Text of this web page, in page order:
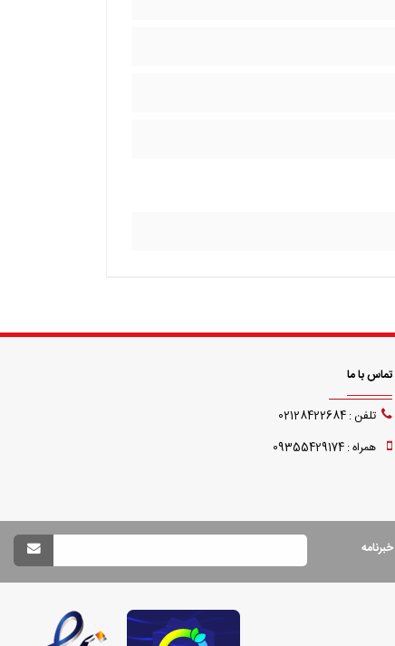
تماس با ما
تلفن : 02128422684
همراه : 09355429174